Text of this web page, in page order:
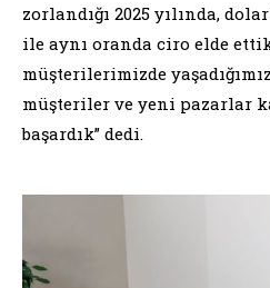
zorlandığı 2025 yılında,
ile aynı oranda ciro elde
müşterilerimizde
müşteriler ve yeni pazarlar
başardık” dedi.